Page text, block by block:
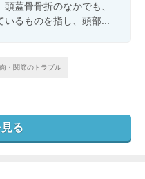
蓋骨骨折のなかでも、
るものを指し、頭部...
・関節のトラブル
る